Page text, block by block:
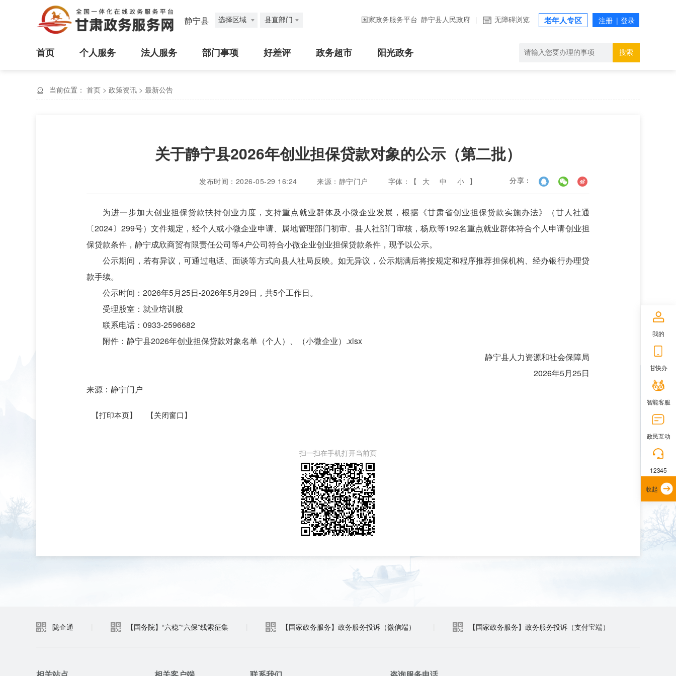
静宁县 选择区域 县直部门 国家政务服务平台 静宁县人民政府 无障碍浏览 老年人专区
首页 个人服务 法人服务 部门事项 好差评 政务超市 阳光政务 搜索
当前位置： 首页 > 政策资讯 > 最新公告
关于静宁县2026年创业担保贷款对象的公示（第二批）
发布时间：2026-05-29 16:24 来源：静宁门户 字体：【 大 中 小 】 分享：
为进一步加大创业担保贷款扶持创业力度，支持重点就业群体及小微企业发展，根据《甘肃省创业担保贷款实施办法》（甘人社通
〔2024〕299号）文件规定，经个人或小微企业申请、属地管理部门初审、县人社部门审核，杨欣等192名重点就业群体符合个人申请创业担
保贷款条件，静宁成欣商贸有限责任公司等4户公司符合小微企业创业担保贷款条件，现予以公示。
公示期间，若有异议，可通过电话、面谈等方式向县人社局反映。如无异议，公示期满后将按规定和程序推荐担保机构、经办银行办理贷
款手续。
公示时间：2026年5月25日-2026年5月29日，共5个工作日。
受理股室：就业培训股
联系电话：0933-2596682
附件： 静宁县2026年创业担保贷款对象名单（个人）、（小微企业）.xlsx
静宁县人力资源和社会保障局
2026年5月25日
来源：静宁门户
【打印本页】 【关闭窗口】
扫一扫在手机打开当前页
陇企通 【国务院】“六稳”“六保”线索征集 【国家政务服务】政务服务投诉（微信端） 【国家政务服务】政务服务投诉（支付宝端）
我的
甘快办
智能客服
政民互动
12345
收起